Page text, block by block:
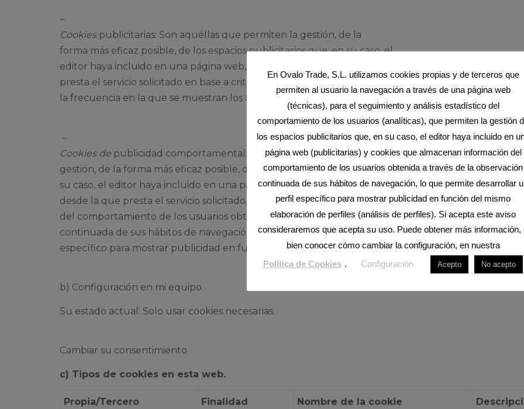
–
Cookies publicitarias: Son aquéllas que permiten la gestión, de la
forma más eficaz posible, de los espacios publicitarios que, en su caso, el
editor haya incluido en una página web, aplicación o plataforma desde la que
presta el servicio solicitado en base a criterios como el contenido editado o
la frecuencia en la que se muestran los anuncios.
–
Cookies de publicidad comportamental: Son aquéllas que permiten la
gestión, de la forma más eficaz posible, de los espacios publicitarios que, en
su caso, el editor haya incluido en una página web, aplicación o plataforma
desde la que presta el servicio solicitado. Estas cookies almacenan información
del comportamiento de los usuarios obtenida a través de la observación
continuada de sus hábitos de navegación, lo que permite desarrollar un perfil
específico para mostrar publicidad en función del mismo.
b) Configuración en mi equipo.
Su estado actual: Solo usar cookies necesarias.
Cambiar su consentimiento
c) Tipos de cookies en esta web.
Propia/Tercero Finalidad Nombre de la cookie
En Ovalo Trade, S.L. utilizamos cookies propias y de terceros que
permiten al usuario la navegación a través de una página web
(técnicas), para el seguimiento y análisis estadístico del
comportamiento de los usuarios (analíticas), que permiten la gestión
los espacios publicitarios que, en su caso, el editor haya incluido en
página web (publicitarias) y cookies que almacenan información del
comportamiento de los usuarios obtenida a través de la observación
continuada de sus hábitos de navegación, lo que permite desarrollar
perfil específico para mostrar publicidad en función del mismo
elaboración de perfiles (análisis de perfiles). Si acepta este aviso
consideraremos que acepta su uso. Puede obtener más información,
bien conocer cómo cambiar la configuración, en nuestra
Política de Cookies . Configuración Acepto No acepto